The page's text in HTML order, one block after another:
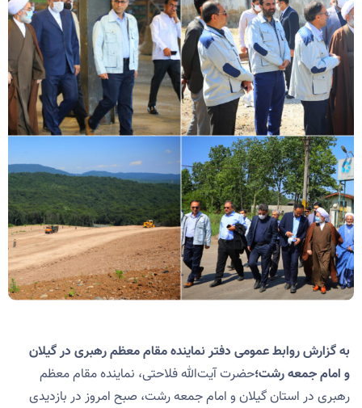
به گزارش روابط عمومی دفتر نماینده مقام معظم رهبری در گیلان
و امام جمعه رشت؛حضرت آیت‌الله فلاحتی، نماینده مقام معظم
رهبری در استان گیلان و امام جمعه رشت، صبح امروز در بازدیدی